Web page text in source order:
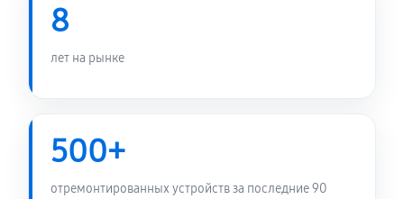
8
лет на рынке
500+
отремонтированных устройств за последние 90